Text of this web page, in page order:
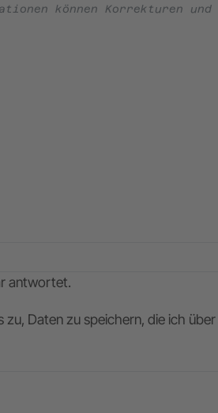
können Korrekturen
antwortet.
Daten zu speichern, die ich